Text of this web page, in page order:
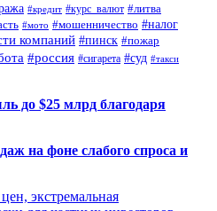
#кредит #курс_валют #литва
#мото #мошенничество #налог
компаний #пинск #пожар
#россия #сигарета #суд #такси
до $25 млрд благодаря
на фоне слабого спроса и
экстремальная